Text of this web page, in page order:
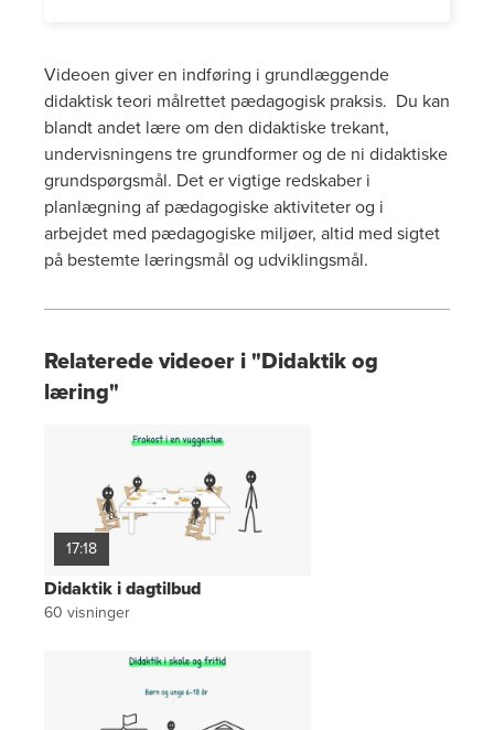
Videoen giver en indføring i grundlæggende
didaktisk teori målrettet pædagogisk praksis. Du kan
blandt andet lære om den didaktiske trekant,
undervisningens tre grundformer og de ni didaktiske
grundspørgsmål. Det er vigtige redskaber i
planlægning af pædagogiske aktiviteter og i
arbejdet med pædagogiske miljøer, altid med sigtet
på bestemte læringsmål og udviklingsmål.
Relaterede videoer i "Didaktik og
læring"
17:18
Didaktik i dagtilbud
60 visninger